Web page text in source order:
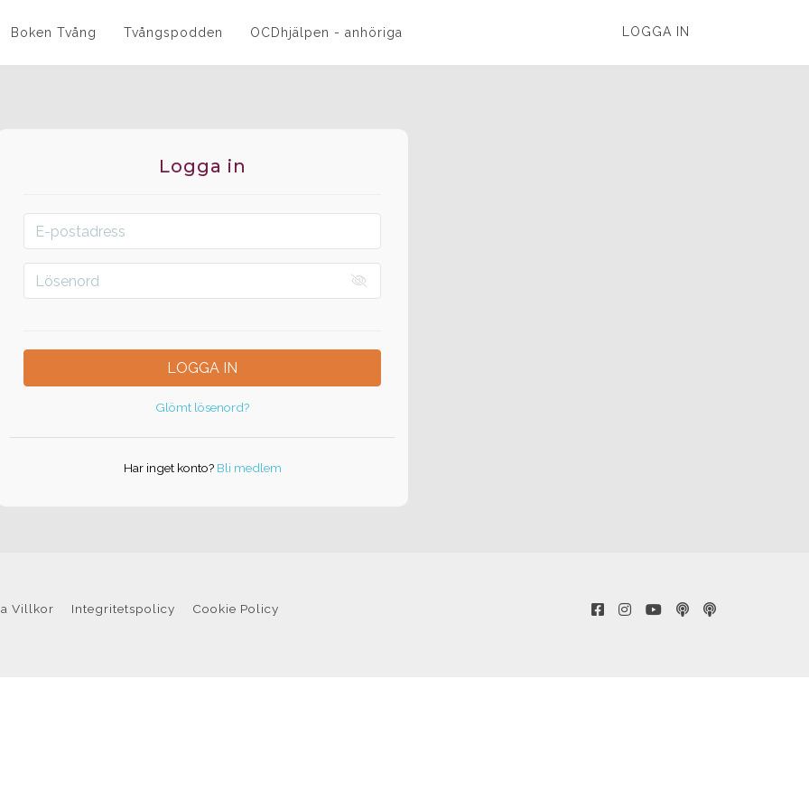
Boken Tvång Tvångspodden OCDhjälpen - anhöriga LOGGA IN
Logga in
LOGGA IN
Glömt lösenord?
Har inget konto?Bli medlem
Villkor Integritetspolicy Cookie Policy